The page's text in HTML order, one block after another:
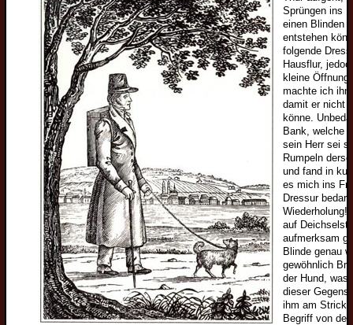
Sprüngen ins
einen Blinden
entstehen
folgende
Hausflur,
kleine Öffnung
machte ich
damit er nicht
könne.
Bank, welche
sein Herr sei
Rumpeln
und fand in
es mich ins
Dressur
Wiederholung!
auf
aufmerksam
Blinde genau
gewöhnlich
der Hund, was
dieser
ihm am
Begriff von